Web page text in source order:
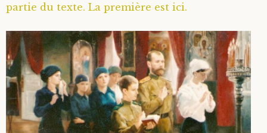
partie du texte. La première est ici.